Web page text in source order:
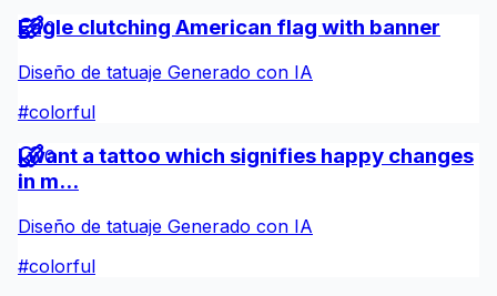
0
Eagle clutching American flag with banner
Diseño de tatuaje Generado con IA
#colorful
0
I want a tattoo which signifies happy changes
in m...
Diseño de tatuaje Generado con IA
#colorful